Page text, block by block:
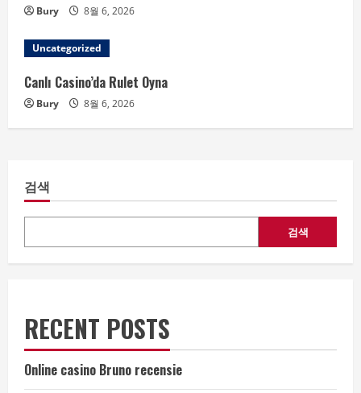
Bury 8월 6, 2026
Uncategorized
Canlı Casino’da Rulet Oyna
Bury 8월 6, 2026
검색
검색
RECENT POSTS
Online casino Bruno recensie